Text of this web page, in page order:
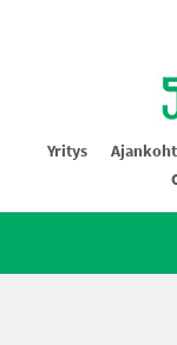
Yritys